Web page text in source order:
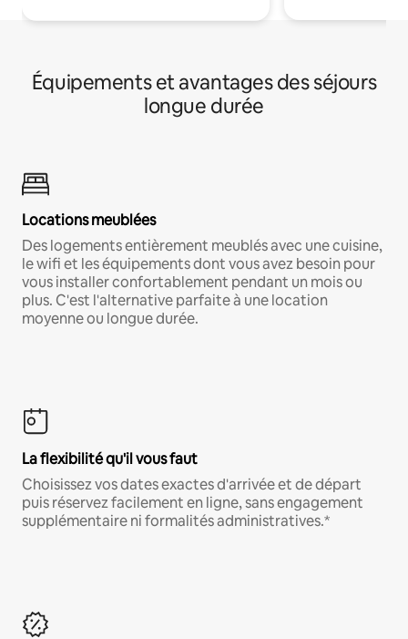
Équipements et avantages des séjours
longue durée
Locations meublées
Des logements entièrement meublés avec une cuisine,
le wifi et les équipements dont vous avez besoin pour
vous installer confortablement pendant un mois ou
plus. C'est l'alternative parfaite à une location
moyenne ou longue durée.
La flexibilité qu'il vous faut
Choisissez vos dates exactes d'arrivée et de départ
puis réservez facilement en ligne, sans engagement
supplémentaire ni formalités administratives.*